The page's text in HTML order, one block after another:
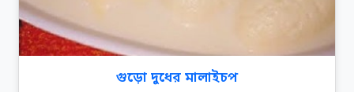
গুড়ো দুধের মালাইচপ